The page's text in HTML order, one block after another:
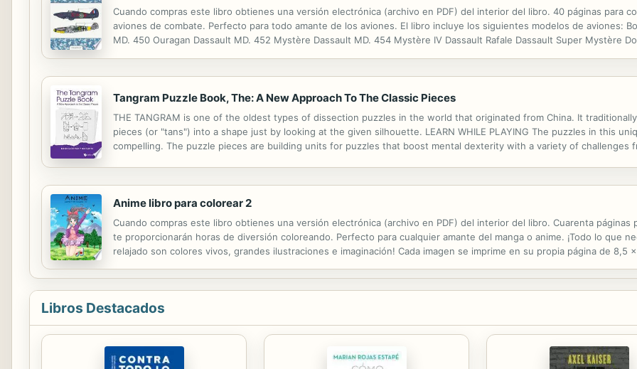
Cuando compras este libro obtienes una versión electrónica (archivo en PDF) del interior del libro. 40 páginas para
aviones de combate. Perfecto para todo amante de los aviones. El libro incluye los siguientes modelos de aviones:
MD. 450 Ouragan Dassault MD. 452 Mystère Dassault MD. 454 Mystère IV Dassault Rafale Dassault Super Mystère
Tangram Puzzle Book, The: A New Approach To The Classic Pieces
THE TANGRAM is one of the oldest types of dissection puzzles in the world that originated from China. It
pieces (or "tans") into a shape just by looking at the given silhouette. LEARN WHILE PLAYING The puzzles in this
compelling. The puzzle pieces are building units for puzzles that boost mental dexterity with a variety of challenges
Anime libro para colorear 2
Cuando compras este libro obtienes una versión electrónica (archivo en PDF) del interior del libro. Cuarenta páginas
te proporcionarán horas de diversión coloreando. Perfecto para cualquier amante del manga o anime. ¡Todo lo que
relajado son colores vivos, grandes ilustraciones e imaginación! Cada imagen se imprime en su propia página de 8,5
Libros Destacados